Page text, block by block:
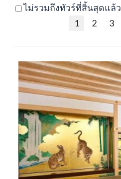
ไม่รวมถึงทัวร์ที่สิ้นสุดแล้ว
1
2 3